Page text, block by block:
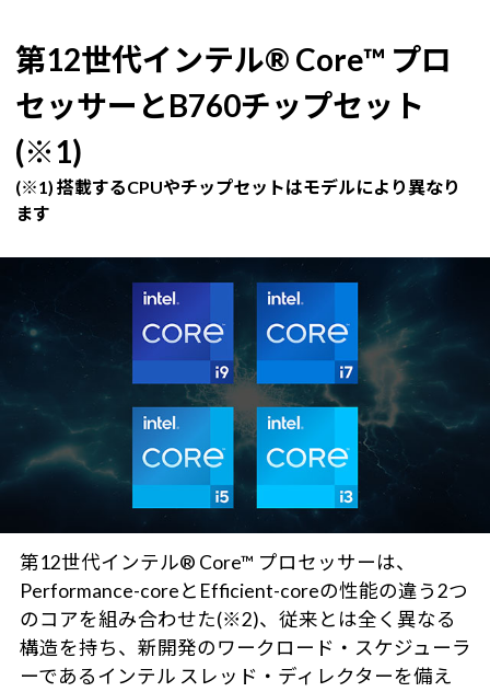
第12世代インテル® Core™ プロ
セッサーとB760チップセット
(※1)
(※1) 搭載するCPUやチップセットはモデルにより異なり
ます
第12世代インテル® Core™ プロセッサーは、
Performance-coreとEfficient-coreの性能の違う2つ
のコアを組み合わせた(※2)、従来とは全く異なる
構造を持ち、新開発のワークロード・スケジューラ
ーであるインテル スレッド・ディレクターを備え